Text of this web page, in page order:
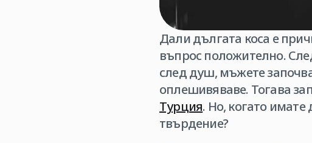
Дали дългата коса е
въпрос положително.
след душ, мъжете
оплешивяваве. Тогава
Турция. Но, когато
твърдение?